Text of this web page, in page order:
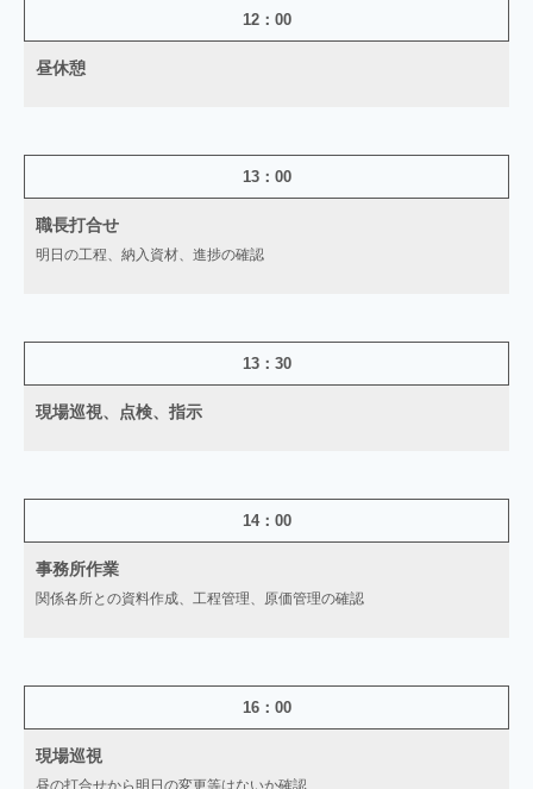
12：00
昼休憩
13：00
職長打合せ
明日の工程、納入資材、進捗の確認
13：30
現場巡視、点検、指示
14：00
事務所作業
関係各所との資料作成、工程管理、原価管理の確認
16：00
現場巡視